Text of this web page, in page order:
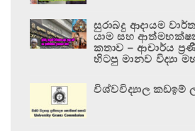
සුරාබදු ආදායම
යාම සහ
කතාව – ආචාර්ය
හිටපු මානව විද්‍යා
විශ්වවිද්‍යාල